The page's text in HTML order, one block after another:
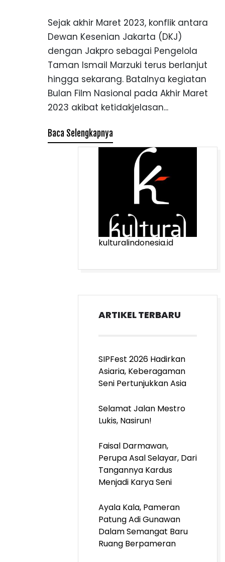
Sejak akhir Maret 2023, konflik antara
Dewan Kesenian Jakarta (DKJ)
dengan Jakpro sebagai Pengelola
Taman Ismail Marzuki terus berlanjut
hingga sekarang. Batalnya kegiatan
Bulan Film Nasional pada Akhir Maret
2023 akibat ketidakjelasan...
Baca Selengkapnya
kulturalindonesia.id
ARTIKEL TERBARU
SIPFest 2026 Hadirkan
Asiaria, Keberagaman
Seni Pertunjukkan Asia
Selamat Jalan Mestro
Lukis, Nasirun!
Faisal Darmawan,
Perupa Asal Selayar, Dari
Tangannya Kardus
Menjadi Karya Seni
Ayala Kala, Pameran
Patung Adi Gunawan
Dalam Semangat Baru
Ruang Berpameran